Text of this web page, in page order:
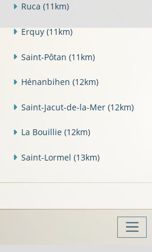
Ruca (11km)
Erquy (11km)
Saint-Pôtan (11km)
Hénanbihen (12km)
Saint-Jacut-de-la-Mer (12km)
La Bouillie (12km)
Saint-Lormel (13km)